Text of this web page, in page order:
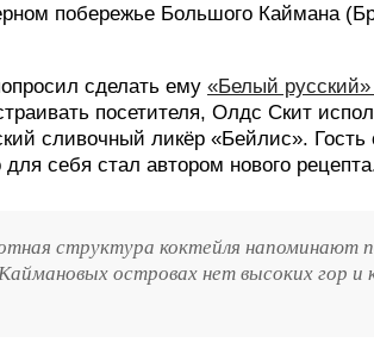
побережье Большого Каймана
сделать ему «Белый русский»
посетителя, Олдс Скит
сливочный ликёр «Бейлис». Гость
себя стал автором нового
структура коктейля напоминают
островах нет высоких гор и